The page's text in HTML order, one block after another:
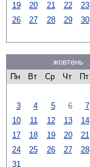
19
20 21 22 23
26
27 28 29 30
жовтень
Пн
Вт Ср Чт Пт
3
4 5 6 7
10
11 12 13 14
17
18 19 20 21
24
25 26 27 28
31